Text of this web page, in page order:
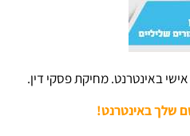
אישי באינטרנט. מחיקת פסקי דין.
שלך באינטרנט!